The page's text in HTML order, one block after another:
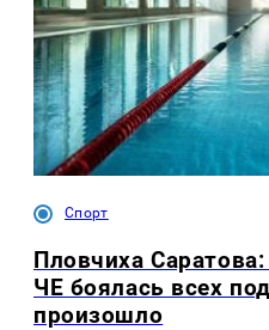
Спорт
Пловчиха
ЧЕ боялась всех
произошло